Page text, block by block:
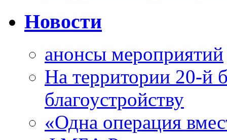
Новости
анонсы мероприятий
На территории 20-й
благоустройству
«Одна операция